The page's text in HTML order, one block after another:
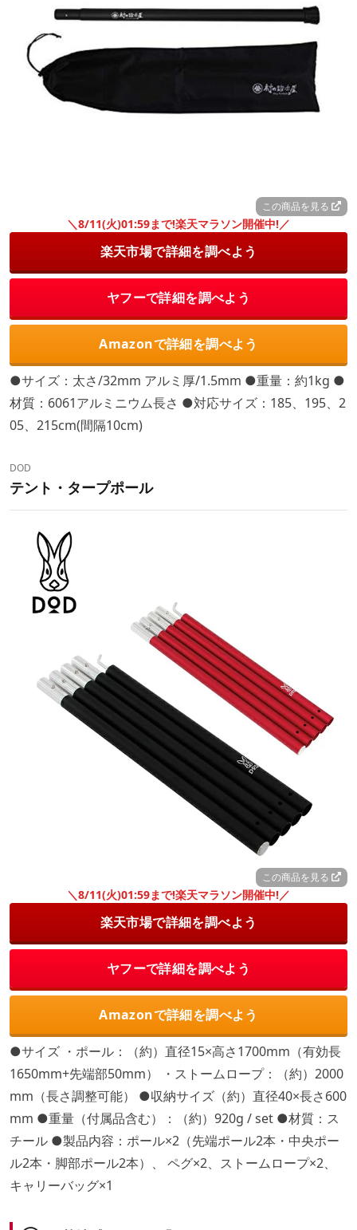
この商品を見る
＼8/11(火)01:59まで!楽天マラソン開催中!／
楽天市場で詳細を調べよう
ヤフーで詳細を調べよう
Amazonで詳細を調べよう
●サイズ：太さ/32mm アルミ厚/1.5mm ●重量：約1kg ●
材質：6061アルミニウム長さ ●対応サイズ：185、195、2
05、215cm(間隔10cm)
DOD
テント・タープポール
この商品を見る
＼8/11(火)01:59まで!楽天マラソン開催中!／
楽天市場で詳細を調べよう
ヤフーで詳細を調べよう
Amazonで詳細を調べよう
●サイズ ・ポール：（約）直径15×高さ1700mm（有効長
1650mm+先端部50mm） ・ストームロープ：（約）2000
mm（長さ調整可能） ●収納サイズ（約）直径40×長さ600
mm ●重量（付属品含む）：（約）920g / set ●材質：ス
チール ●製品内容：ポール×2（先端ポール2本・中央ポー
ル2本・脚部ポール2本）、 ペグ×2、ストームロープ×2、
キャリーバッグ×1